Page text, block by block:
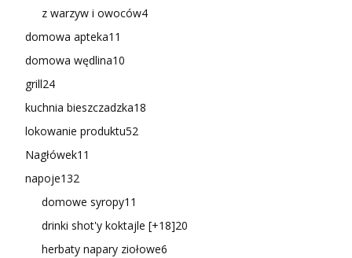
z warzyw i owoców4
domowa apteka11
domowa wędlina10
grill24
kuchnia bieszczadzka18
lokowanie produktu52
Nagłówek11
napoje132
domowe syropy11
drinki shot'y koktajle [+18]20
herbaty napary ziołowe6